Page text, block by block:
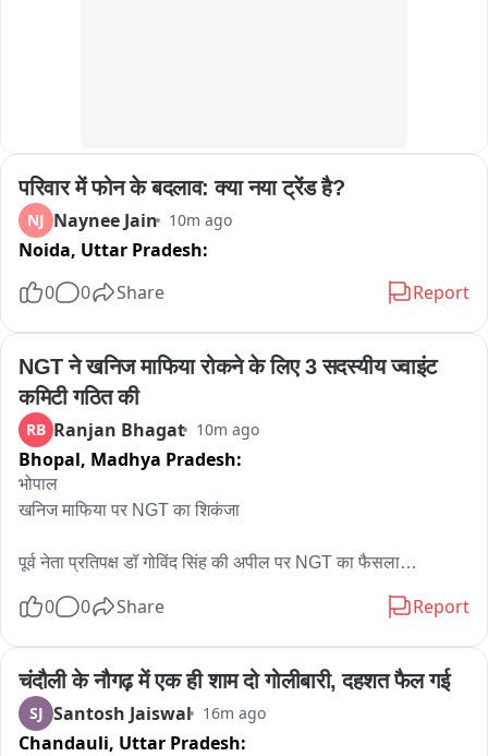
परिवार में फोन के बदलाव: क्या नया ट्रेंड है?
NJ Naynee Jain 10m ago
Noida, Uttar Pradesh:
0
0 Share Report
NGT ने खनिज माफिया रोकने के लिए 3 सदस्यीय ज्वाइंट
कमिटी गठित की
RB Ranjan Bhagat 10m ago
Bhopal, Madhya Pradesh:
भोपाल
खनिज माफिया पर NGT का शिकंजा
पूर्व नेता प्रतिपक्ष डॉ गोविंद सिंह की अपील पर NGT का फैसला
NGT ने माना सरकारी तंत्र खनिज माफिया को रोकने में नाकाम
NGT ने बनाई 3 सदस्यीय ज्वाइंट कमिटी
सेंट्रल पॉल्यूशन कंट्रोल बोर्ड, स्टेट पॉल्यूरेशन कंट्रोल बोर्ड और पर्यावरण
विभाग के नामित सदस्यों की ज्वाइंट कमिटी
0 0 Share Report
चंदौली के नौगढ़ में एक ही शाम दो गोलीबारी, दहशत फैल गई
SJ Santosh Jaiswal 16m ago
Chandauli, Uttar Pradesh: